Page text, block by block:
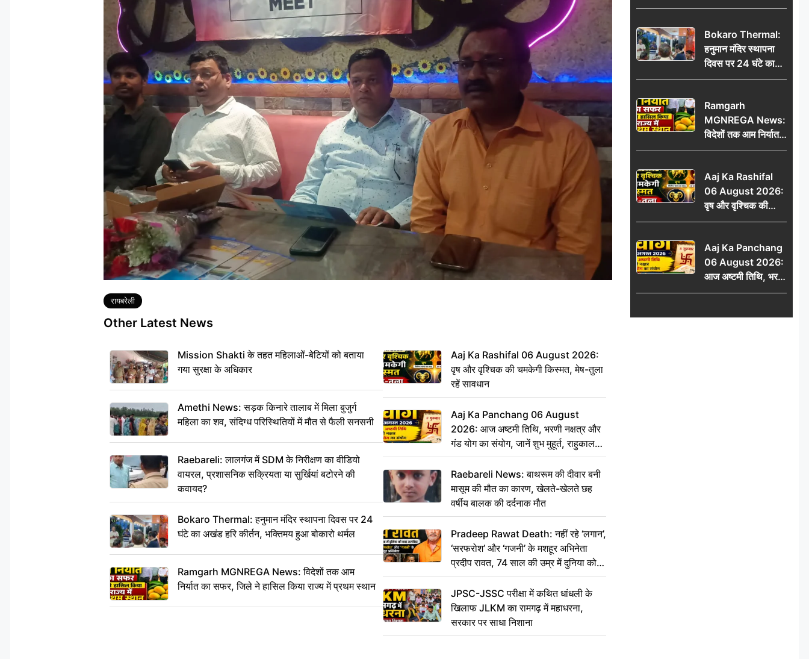
Tags
रायबरेली
Other Latest News
Mission Shakti के तहत महिलाओं-बेटियों को बताया
गया सुरक्षा के अधिकार
Amethi News: सड़क किनारे तालाब में मिला बुजुर्ग
महिला का शव, संदिग्ध परिस्थितियों में मौत से फैली सनसनी
Raebareli: लालगंज में SDM के निरीक्षण का वीडियो
वायरल, प्रशासनिक सक्रियता या सुर्खियां बटोरने की
कवायद?
Bokaro Thermal: हनुमान मंदिर स्थापना दिवस पर 24
घंटे का अखंड हरि कीर्तन, भक्तिमय हुआ बोकारो थर्मल
Ramgarh MGNREGA News: विदेशों तक आम
निर्यात का सफर, जिले ने हासिल किया राज्य में प्रथम स्थान
Aaj Ka Rashifal 06 August 2026:
वृष और वृश्चिक की चमकेगी किस्मत, मेष-तुला
रहें सावधान
Aaj Ka Panchang 06 August
2026: आज अष्टमी तिथि, भरणी नक्षत्र और
गंड योग का संयोग, जानें शुभ मुहूर्त, राहुकाल
और दिनभर का पंचांग
Raebareli News: बाथरूम की दीवार बनी
मासूम की मौत का कारण, खेलते-खेलते छह
वर्षीय बालक की दर्दनाक मौत
Pradeep Rawat Death: नहीं रहे ‘लगान’,
‘सरफरोश’ और ‘गजनी’ के मशहूर अभिनेता
प्रदीप रावत, 74 साल की उम्र में दुनिया को
कहा अलविदा
JPSC-JSSC परीक्षा में कथित धांधली के
खिलाफ JLKM का रामगढ़ में महाधरना,
सरकार पर साधा निशाना
प्रशासनिक सक्रियता
कवायद?
Bokaro Thermal:
हनुमान मंदिर स्थापना
दिवस पर 24 घंटे का
अखंड हरि कीर्तन,
थर्मल
Ramgarh
MGNREGA News:
विदेशों तक आम निर्यात
का सफर, जिले ने
प्रथम स्थान
Aaj Ka Rashifal
06 August 2026:
वृष और वृश्चिक की
चमकेगी किस्मत, मेष-
Aaj Ka Panchang
06 August 2026:
आज अष्टमी तिथि, भरणी
नक्षत्र और गंड योग का
राहुकाल और दिनभर का